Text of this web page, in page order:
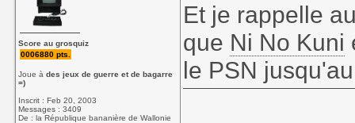
Score au grosquiz
0006880 pts.
Joue àdes jeux de guerre et de bagarre
=)
Inscrit : Feb 20, 2003
Messages : 3409
De : la République bananière de Wallonie
Et je rappelle
que Ni No Kuni
le PSN